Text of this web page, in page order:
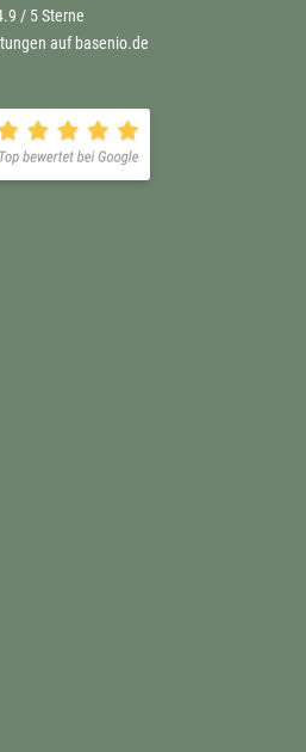
/ 5Sterne
auf basenio.de
öffnet in neuem Fenster
Fenster